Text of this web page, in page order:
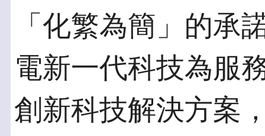
「化繁為簡」的承
電新一代科技為服
創新科技解決方案